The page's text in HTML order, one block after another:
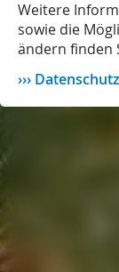
Weitere
sowie die
ändern finden